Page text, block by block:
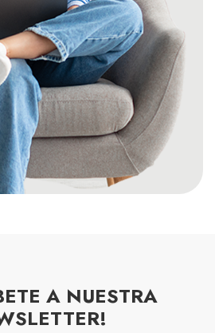
A NUESTRA